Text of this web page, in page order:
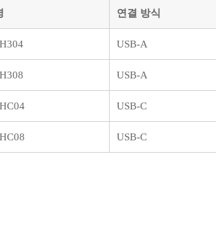
연결 방식
USB-A
USB-A
USB-C
USB-C